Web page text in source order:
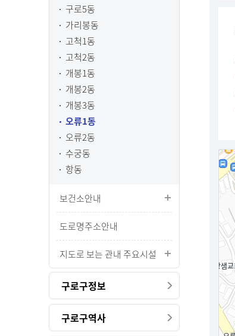
구로5동
가리봉동
고척1동
고척2동
개봉1동
개봉2동
개봉3동
오류1동
오류2동
수궁동
항동
보건소안내
도로명주소안내
지도로 보는 관내 주요시설
구로구정보
구로구역사